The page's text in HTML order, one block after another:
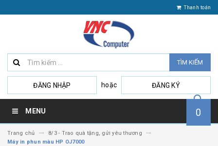
Thanh toán
TÌM KIẾM
ĐĂNG NHẬP hoặc ĐĂNG KÝ
MENU 0
Trang chủ
8/3 - Trao quà tặng, gửi yêu thương
Máy in phun màu HP OJ7000